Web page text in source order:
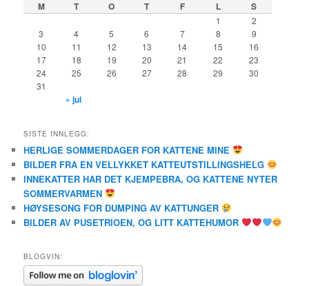
M T O T F L S
1
2
3
4 5 6 7 8
9
10
11 12 13 14 15
16
17
18 19 20 21 22
23
24
25 26 27 28 29
30
31
« jul
SISTE INNLEGG:
HERLIGE SOMMERDAGER FOR KATTENE MINE
BILDER FRA EN VELLYKKET KATTEUTSTILLINGSHELG
INNEKATTER HAR DET KJEMPEBRA, OG KATTENE NYTER
SOMMERVARMEN
HØYSESONG FOR DUMPING AV KATTUNGER
BILDER AV PUSETRIOEN, OG LITT KATTEHUMOR
BLOGVIN: